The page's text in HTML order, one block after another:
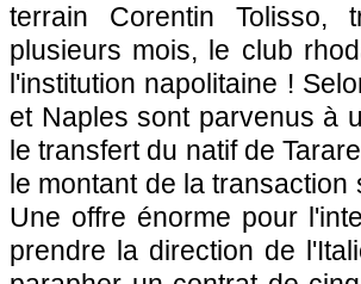
terrain Corentin Tolisso,
plusieurs mois, le club
l'institution napolitaine !
et Naples sont parvenus à
le transfert du natif de
le montant de la
Une offre énorme pour
prendre la direction de